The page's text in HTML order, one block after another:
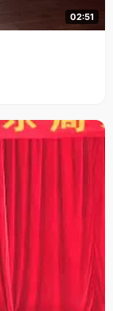
02:51